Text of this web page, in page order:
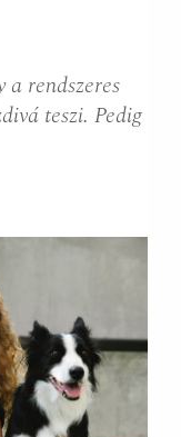
rendszeres
teszi. Pedig